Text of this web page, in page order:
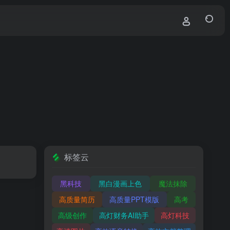
标签云
黑科技 黑白漫画上色
魔法抹除
高质量简历
高质量PPT模版
高考
高级创作
高灯财务AI助手
高灯科技